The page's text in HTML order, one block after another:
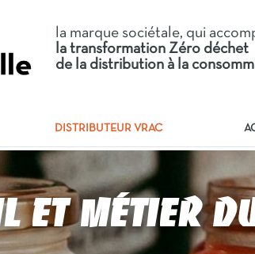
DISTRIBUTEUR VRAC
la marque sociétale, qui
la transformation Zéro déchet
de la distribution à la
et métier